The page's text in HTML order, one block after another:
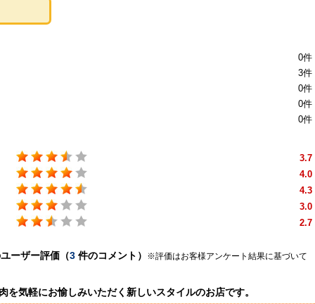
0件
3件
0件
0件
0件
3.7
4.0
4.3
3.0
2.7
ーザー評価（3 件のコメント） ※評価はお客様アンケート結果に基づいて
を気軽にお愉しみいただく新しいスタイルのお店です。